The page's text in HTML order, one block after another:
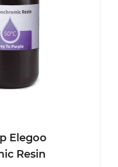
Elegoo
Resin